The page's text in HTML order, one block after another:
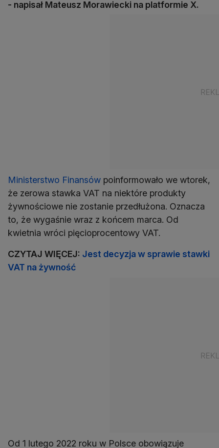
- napisał Mateusz Morawiecki na platformie X.
Ministerstwo Finansów poinformowało we wtorek,
że zerowa stawka VAT na niektóre produkty
żywnościowe nie zostanie przedłużona. Oznacza
to, że wygaśnie wraz z końcem marca. Od
kwietnia wróci pięcioprocentowy VAT.
CZYTAJ WIĘCEJ: Jest decyzja w sprawie stawki
VAT na żywność
Od 1 lutego 2022 roku w Polsce obowiązuje